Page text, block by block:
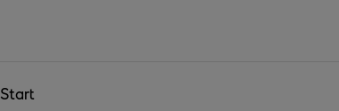
Start